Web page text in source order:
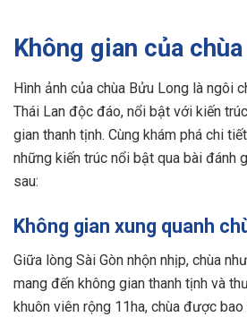
Không gian của
Hình ảnh của chùa Bửu Long là ngôi
Thái Lan độc đáo, nổi bật với kiến
gian thanh tịnh. Cùng khám phá chi
những kiến trúc nổi bật qua bài đánh
sau:
Không gian xung quanh
Giữa lòng Sài Gòn nhộn nhịp, chùa
mang đến không gian thanh tịnh và
khuôn viên rộng 11ha, chùa được